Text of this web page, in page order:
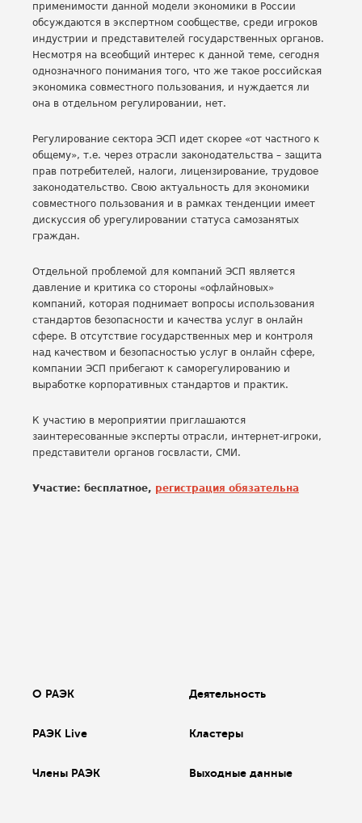
применимости данной модели экономики в России
обсуждаются в экспертном сообществе, среди игроков
индустрии и представителей государственных органов.
Несмотря на всеобщий интерес к данной теме, сегодня
однозначного понимания того, что же такое российская
экономика совместного пользования, и нуждается ли
она в отдельном регулировании, нет.
Регулирование сектора ЭСП идет скорее «от частного к
общему», т.е. через отрасли законодательства – защита
прав потребителей, налоги, лицензирование, трудовое
законодательство. Свою актуальность для экономики
совместного пользования и в рамках тенденции имеет
дискуссия об урегулировании статуса самозанятых
граждан.
Отдельной проблемой для компаний ЭСП является
давление и критика со стороны «офлайновых»
компаний, которая поднимает вопросы использования
стандартов безопасности и качества услуг в онлайн
сфере. В отсутствие государственных мер и контроля
над качеством и безопасностью услуг в онлайн сфере,
компании ЭСП прибегают к саморегулированию и
выработке корпоративных стандартов и практик.
К участию в мероприятии приглашаются
заинтересованные эксперты отрасли, интернет-игроки,
представители органов госвласти, СМИ.
Участие: бесплатное, регистрация обязательна
О РАЭК Деятельность
РАЭК Live Кластеры
Члены РАЭК Выходные данные